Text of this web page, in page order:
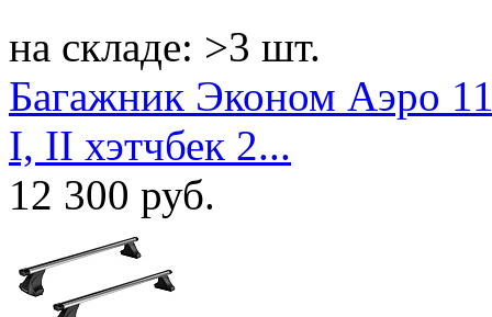
на складе: >3 шт.
Багажник Эконом Аэро
I, II хэтчбек 2...
12 300 руб.